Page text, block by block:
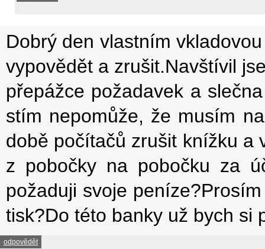
Dobrý den vlastním
vypovědět a zrušit.Navštívil
přepážce požadavek a
stím nepomůže, že musím
době počítačů zrušit knížku a
z pobočky na pobočku za
požaduji svoje
tisk?Do této banky už bych si
odpovědět